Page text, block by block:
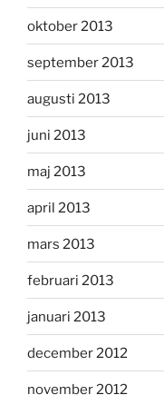
oktober 2013
september 2013
augusti 2013
juni 2013
maj 2013
april 2013
mars 2013
februari 2013
januari 2013
december 2012
november 2012